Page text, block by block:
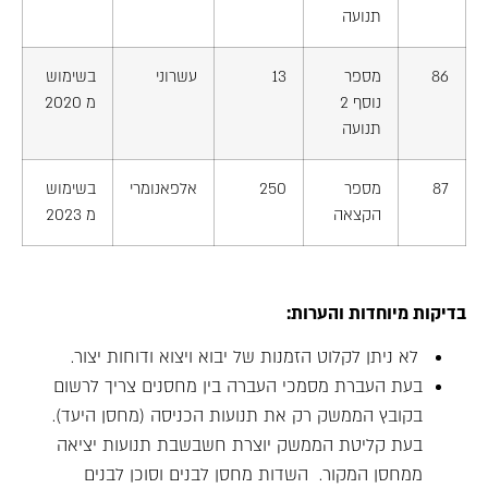
תנועה
86
מספר
נוסף 2
תנועה
13 עשרוני
בשימוש
מ 2020
87
מספר
הקצאה
250 אלפאנומרי
בשימוש
מ 2023
בדיקות מיוחדות והערות:
לא ניתן לקלוט הזמנות של יבוא ויצוא ודוחות יצור.
בעת העברת מסמכי העברה בין מחסנים צריך לרשום
בקובץ הממשק רק את תנועות הכניסה (מחסן היעד).
בעת קליטת הממשק יוצרת חשבשבת תנועות יציאה
ממחסן המקור. השדות מחסן לבנים וסוכן לבנים